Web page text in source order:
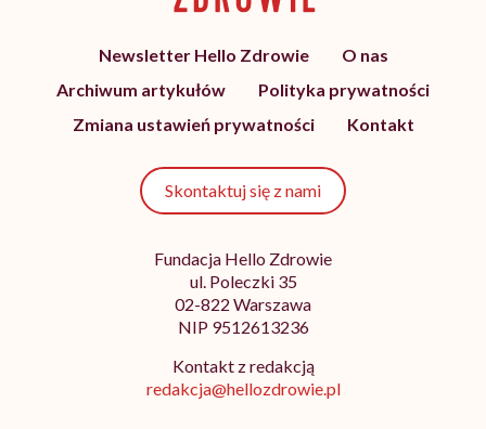
Newsletter Hello Zdrowie
O nas
Archiwum artykułów
Polityka prywatności
Zmiana ustawień prywatności
Kontakt
Skontaktuj się z nami
Fundacja Hello Zdrowie
ul. Poleczki 35
02-822 Warszawa
NIP 9512613236
Kontakt z redakcją
redakcja@hellozdrowie.pl